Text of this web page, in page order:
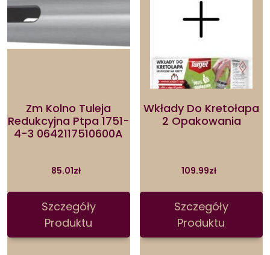
Zm Kolno Tuleja
Redukcyjna Ptpa 1751-
4-3 0642117510600A
85.01zł
Szczegóły
Produktu
Wkłady Do Kretołapa
2 Opakowania
109.99zł
Szczegóły
Produktu